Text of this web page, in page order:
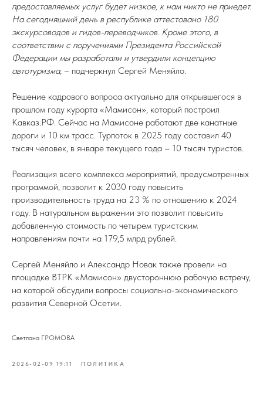
предоставляемых услуг будет низкое, к нам никто не приедет.
На сегодняшний день в республике аттестовано 180
экскурсоводов и гидов-переводчиков. Кроме этого, в
соответствии с поручениями Президента Российской
Федерации мы разработали и утвердили концепцию
автотуризма, – подчеркнул Сергей Меняйло.
Решение кадрового вопроса актуально для открывшегося в
прошлом году курорта «Мамисон», который построил
Кавказ.РФ. Сейчас на Мамисоне работают две канатные
дороги и 10 км трасс. Турпоток в 2025 году составил 40
тысяч человек, в январе текущего года – 10 тысяч туристов.
Реализация всего комплекса мероприятий, предусмотренных
программой, позволит к 2030 году повысить
производительность труда на 23 % по отношению к 2024
году. В натуральном выражении это позволит повысить
добавленную стоимость по четырем туристским
направлениям почти на 179,5 млрд рублей.
Сергей Меняйло и Александр Новак также провели на
площадке ВТРК «Мамисон» двустороннюю рабочую встречу,
на которой обсудили вопросы социально-экономического
развития Северной Осетии.
Светлана ГРОМОВА
2026-02-09 19:11 ПОЛИТИКА